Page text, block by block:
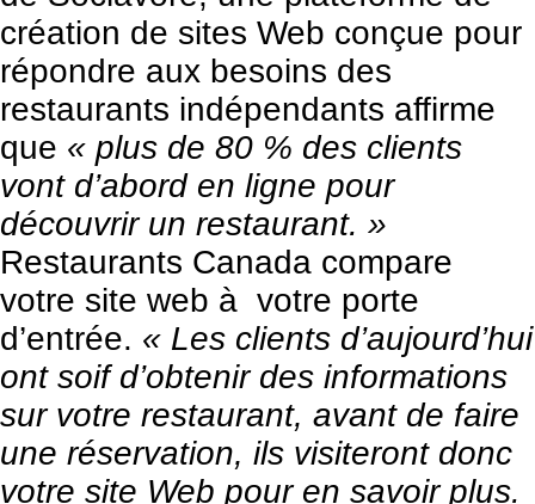
création de sites Web conçue pour
répondre aux besoins des
restaurants indépendants affirme
que « plus de 80 % des clients
vont d’abord en ligne pour
découvrir un restaurant. »
Restaurants Canada compare
votre site web à votre porte
d’entrée. « Les clients d’aujourd’hui
ont soif d’obtenir des informations
sur votre restaurant, avant de faire
une réservation, ils visiteront donc
votre site Web pour en savoir plus.